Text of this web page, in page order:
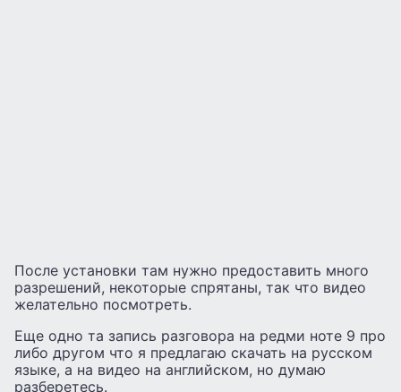
После установки там нужно предоставить много
разрешений, некоторые спрятаны, так что видео
желательно посмотреть.
Еще одно та запись разговора на редми ноте 9 про
либо другом что я предлагаю скачать на русском
языке, а на видео на английском, но думаю
разберетесь.